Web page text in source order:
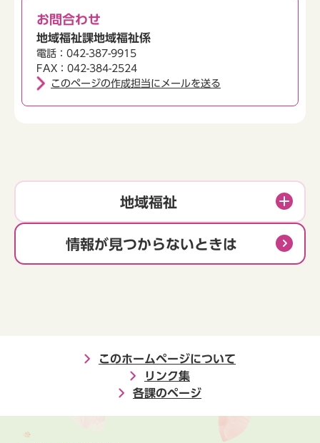
お問合わせ
地域福祉課地域福祉係
電話：042-387-9915
FAX：042-384-2524
このページの作成担当にメールを送る
地域福祉
情報が見つからないときは
このホームページについて
リンク集
各課のページ